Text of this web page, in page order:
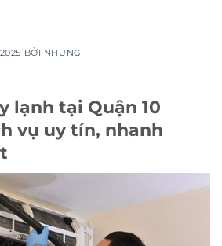
BỞI NHUNG
lạnh tại Quận 10
vụ uy tín, nhanh